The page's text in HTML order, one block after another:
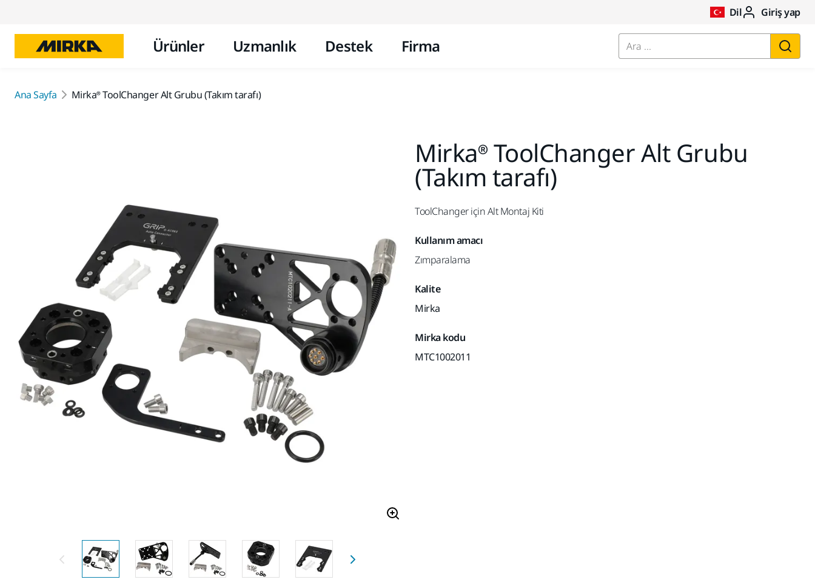
Dil Giriş yap
Ürünler Uzmanlık Destek Firma Ara ...
Ana Sayfa Mirka® ToolChanger Alt Grubu (Takım tarafı)
Mirka® ToolChanger Alt Grubu
(Takım tarafı)
ToolChanger için Alt Montaj Kiti
Kullanım amacı
Zımparalama
Kalite
Mirka
Mirka kodu
MTC1002011